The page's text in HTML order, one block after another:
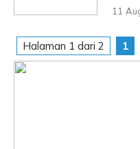
11
Halaman 1 dari 2 1